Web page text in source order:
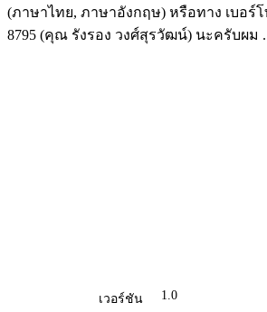
(ภาษาไทย, ภาษาอังกฤษ) หรือทาง เบอร์โ
8795 (คุณ รังรอง วงศ์สุรวัฒน์) นะครับผม
เวอร์ชัน 1.0